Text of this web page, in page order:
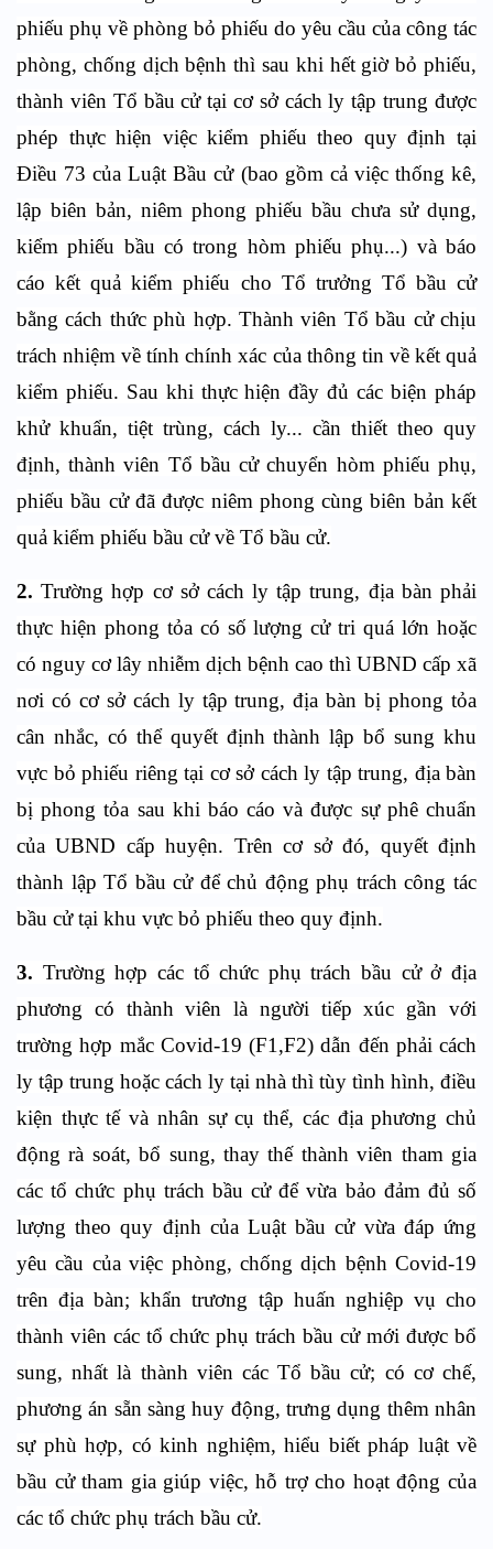
phiếu phụ về phòng bỏ phiếu do yêu cầu của công tác
phòng, chống dịch bệnh thì sau khi hết giờ bỏ phiếu,
thành viên Tổ bầu cử tại cơ sở cách ly tập trung được
phép thực hiện việc kiểm phiếu theo quy định tại
Điều 73 của Luật Bầu cử (bao gồm cả việc thống kê,
lập biên bản, niêm phong phiếu bầu chưa sử dụng,
kiểm phiếu bầu có trong hòm phiếu phụ...) và báo
cáo kết quả kiểm phiếu cho Tổ trưởng Tổ bầu cử
bằng cách thức phù hợp. Thành viên Tổ bầu cử chịu
trách nhiệm về tính chính xác của thông tin về kết quả
kiểm phiếu. Sau khi thực hiện đầy đủ các biện pháp
khử khuẩn, tiệt trùng, cách ly... cần thiết theo quy
định, thành viên Tổ bầu cử chuyển hòm phiếu phụ,
phiếu bầu cử đã được niêm phong cùng biên bản kết
quả kiểm phiếu bầu cử về Tổ bầu cử.
2. Trường hợp cơ sở cách ly tập trung, địa bàn phải
thực hiện phong tỏa có số lượng cử tri quá lớn hoặc
có nguy cơ lây nhiễm dịch bệnh cao thì UBND cấp xã
nơi có cơ sở cách ly tập trung, địa bàn bị phong tỏa
cân nhắc, có thể quyết định thành lập bổ sung khu
vực bỏ phiếu riêng tại cơ sở cách ly tập trung, địa bàn
bị phong tỏa sau khi báo cáo và được sự phê chuẩn
của UBND cấp huyện. Trên cơ sở đó, quyết định
thành lập Tổ bầu cử để chủ động phụ trách công tác
bầu cử tại khu vực bỏ phiếu theo quy định.
3. Trường hợp các tổ chức phụ trách bầu cử ở địa
phương có thành viên là người tiếp xúc gần với
trường hợp mắc Covid-19 (F1,F2) dẫn đến phải cách
ly tập trung hoặc cách ly tại nhà thì tùy tình hình, điều
kiện thực tế và nhân sự cụ thể, các địa phương chủ
động rà soát, bổ sung, thay thế thành viên tham gia
các tổ chức phụ trách bầu cử để vừa bảo đảm đủ số
lượng theo quy định của Luật bầu cử vừa đáp ứng
yêu cầu của việc phòng, chống dịch bệnh Covid-19
trên địa bàn; khẩn trương tập huấn nghiệp vụ cho
thành viên các tổ chức phụ trách bầu cử mới được bổ
sung, nhất là thành viên các Tổ bầu cử; có cơ chế,
phương án sẵn sàng huy động, trưng dụng thêm nhân
sự phù hợp, có kinh nghiệm, hiểu biết pháp luật về
bầu cử tham gia giúp việc, hỗ trợ cho hoạt động của
các tổ chức phụ trách bầu cử.